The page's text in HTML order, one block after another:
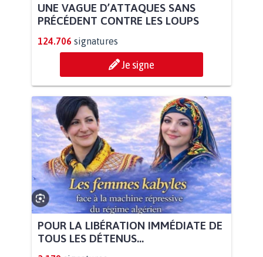
UNE VAGUE D’ATTAQUES SANS
PRÉCÉDENT CONTRE LES LOUPS
124.706 signatures
Je signe
POUR LA LIBÉRATION IMMÉDIATE DE
TOUS LES DÉTENUS...